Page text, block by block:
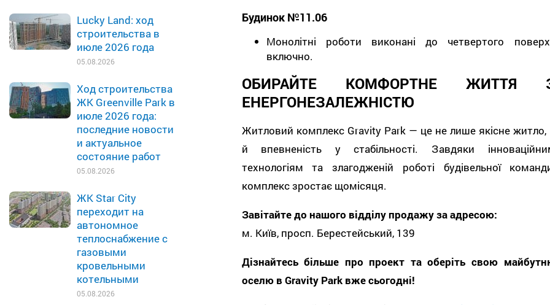
Lucky Land: ход
строительства в
июле 2026 года
05.08.2026
Ход строительства
ЖК Greenville Park в
июле 2026 года:
последние новости
и актуальное
состояние работ
05.08.2026
ЖК Star City
переходит на
автономное
теплоснабжение с
газовыми
кровельными
котельными
05.08.2026
Будинок №11.06
Монолітні роботи виконані до четвертого
включно.
ОБИРАЙТЕ КОМФОРТНЕ ЖИТТЯ
ЕНЕРГОНЕЗАЛЕЖНІСТЮ
Житловий комплекс Gravity Park — це не лише якісне житло,
й впевненість у стабільності. Завдяки
технологіям та злагодженій роботі будівельної
комплекс зростає щомісяця.
Завітайте до нашого відділу продажу за адресою:
м. Київ, просп. Берестейський, 139
Дізнайтесь більше про проект та оберіть свою
оселю в Gravity Park вже сьогодні!